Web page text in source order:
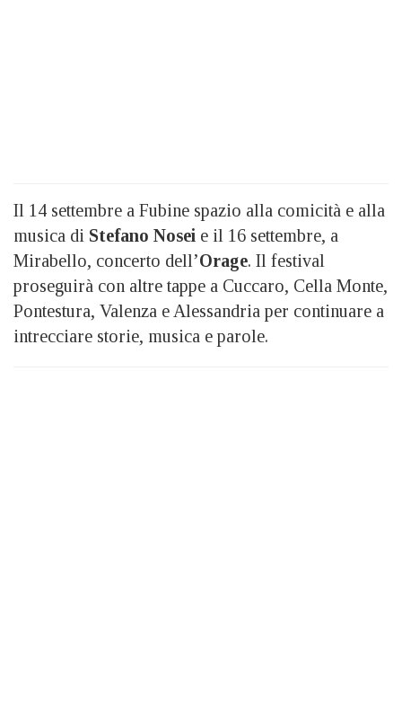
Il 14 settembre a Fubine spazio alla comicità e alla
musica di Stefano Nosei e il 16 settembre, a
Mirabello, concerto dell’Orage. Il festival
proseguirà con altre tappe a Cuccaro, Cella Monte,
Pontestura, Valenza e Alessandria per continuare a
intrecciare storie, musica e parole.